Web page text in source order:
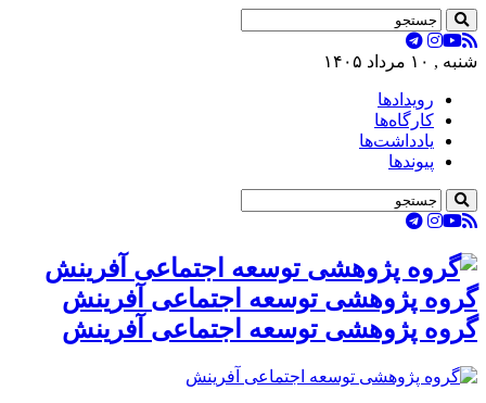
شنبه , ۱۰ مرداد ۱۴۰۵
رویدادها
کارگاه‌ها
یادداشت‌ها
پیوندها
گروه پژوهشی توسعه اجتماعی آفرینش
گروه پژوهشی توسعه اجتماعی آفرینش